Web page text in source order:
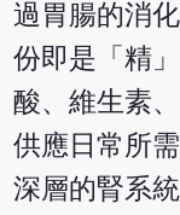
過胃腸的消
份即是「精
酸、維生素
供應日常所
深層的腎系